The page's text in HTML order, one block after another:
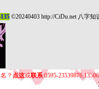
©20240403 http://CiDu.net 八字知
？ 点这或联系:0595-